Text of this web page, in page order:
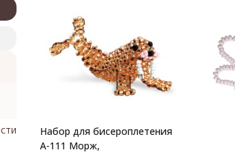
Набор для бисероплетения
А-111 Морж,